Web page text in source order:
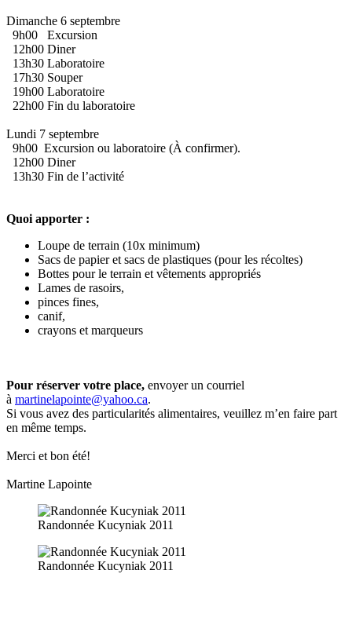
Dimanche 6 septembre
9h00 Excursion
12h00 Diner
13h30 Laboratoire
17h30 Souper
19h00 Laboratoire
22h00 Fin du laboratoire
Lundi 7 septembre
9h00 Excursion ou laboratoire (À confirmer).
12h00 Diner
13h30 Fin de l’activité
Quoi apporter :
Loupe de terrain (10x minimum)
Sacs de papier et sacs de plastiques (pour les récoltes)
Bottes pour le terrain et vêtements appropriés
Lames de rasoirs,
pinces fines,
canif,
crayons et marqueurs
Pour réserver votre place, envoyer un courriel
à martinelapointe@yahoo.ca.
Si vous avez des particularités alimentaires, veuillez m’en faire part
en même temps.
Merci et bon été!
Martine Lapointe
Randonnée Kucyniak 2011
Randonnée Kucyniak 2011